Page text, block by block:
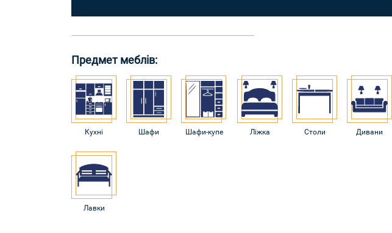
Предмет меблів:
Кухні Шафи Шафи-купе Ліжка Столи Дивани
Лавки